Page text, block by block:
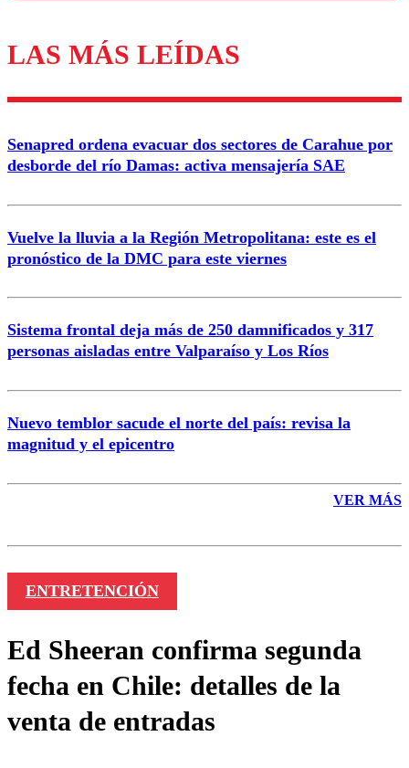
Los comentarios son moderados para garantizar un
diálogo respetuoso.
Correo
Enviar comentario
LAS MÁS LEÍDAS
Senapred ordena evacuar dos sectores de Carahue por
desborde del río Damas: activa mensajería SAE
Vuelve la lluvia a la Región Metropolitana: este es el
pronóstico de la DMC para este viernes
Sistema frontal deja más de 250 damnificados y 317
personas aisladas entre Valparaíso y Los Ríos
Nuevo temblor sacude el norte del país: revisa la
magnitud y el epicentro
VER MÁS
ENTRETENCIÓN
Ed Sheeran confirma segunda
fecha en Chile: detalles de la
venta de entradas